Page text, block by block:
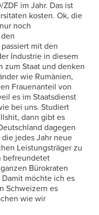
im Jahr. Das ist
kosten. Ok, die
noch
mit den
Industrie in diesem
zum Staat und denken
wie Rumänien,
Frauenanteil von
es im Staatsdienst
bei uns. Studiert
dann gibt es
dagegen
jedes Jahr neue
Leistungsträger zu
befreundetet
Bürokraten
möchte ich es
Schweizern es
wie wir